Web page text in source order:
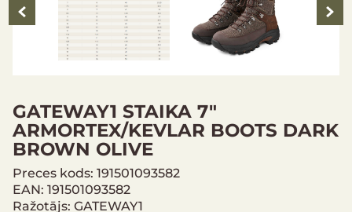
GATEWAY1 STAIKA 7"
ARMORTEX/KEVLAR BOOTS DARK
BROWN OLIVE
Preces kods: 191501093582
EAN: 191501093582
Ražotājs: GATEWAY1